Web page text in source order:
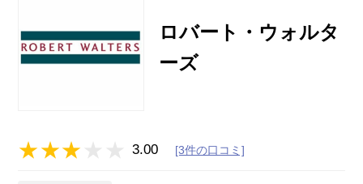
ロバート・ウォルタ
ーズ
3.00 [3件の口コミ]